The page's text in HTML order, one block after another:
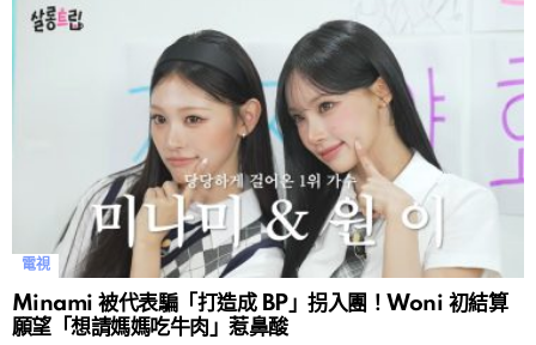
電視
Minami 被代表騙「打造成 BP」拐入團！Woni 初結算
願望「想請媽媽吃牛肉」惹鼻酸